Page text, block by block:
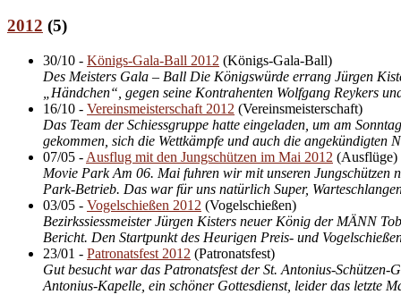
2012 (5)
30/10 - Königs-Gala-Ball 2012 (Königs-Gala-Ball)
Des Meisters Gala – Ball Die Königswürde errang Jürgen
„Händchen“, gegen seine Kontrahenten Wolfgang Reykers
16/10 - Vereinsmeisterschaft 2012 (Vereinsmeisterschaft)
Das Team der Schiessgruppe hatte eingeladen, um am
gekommen, sich die Wettkämpfe und auch die angekündigten
07/05 - Ausflug mit den Jungschützen im Mai 2012 (Ausflüge)
Movie Park Am 06. Mai fuhren wir mit unseren Jungschützen
Park-Betrieb. Das war für uns natürlich Super,
03/05 - Vogelschießen 2012 (Vogelschießen)
Bezirkssiessmeister Jürgen Kisters neuer König der MÄNN
Bericht. Den Startpunkt des Heurigen Preis- und
23/01 - Patronatsfest 2012 (Patronatsfest)
Gut besucht war das Patronatsfest der St. Antonius-
Antonius-Kapelle, ein schöner Gottesdienst, leider das letzte